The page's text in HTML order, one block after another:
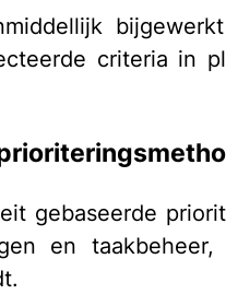
criteria in
gebaseerde
en